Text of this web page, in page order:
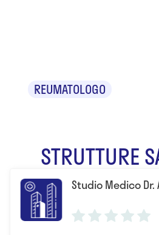
REUMATOLOGO
STRUTTURE
Studio Medico